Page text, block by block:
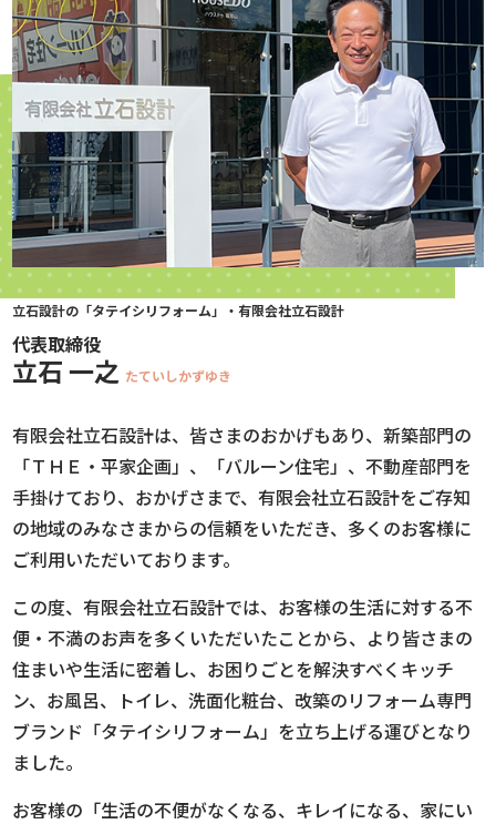
立石設計の「タテイシリフォーム」・有限会社立石設計
代表取締役
立石 一之 たていしかずゆき
有限会社立石設計は、皆さまのおかげもあり、新築部門の
「ＴＨＥ・平家企画」、「バルーン住宅」、不動産部門を
手掛けており、おかげさまで、有限会社立石設計をご存知
の地域のみなさまからの信頼をいただき、多くのお客様に
ご利用いただいております。
この度、有限会社立石設計では、お客様の生活に対する不
便・不満のお声を多くいただいたことから、より皆さまの
住まいや生活に密着し、お困りごとを解決すべくキッチ
ン、お風呂、トイレ、洗面化粧台、改築のリフォーム専門
ブランド「タテイシリフォーム」を立ち上げる運びとなり
ました。
お客様の「生活の不便がなくなる、キレイになる、家にい